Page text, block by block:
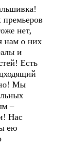
премьеров
нет,
нам о них
и
Есть
Мы
–
Нас
ею